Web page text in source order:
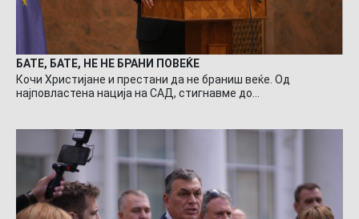
БАТЕ, БАТЕ, НЕ НЕ БРАНИ ПОВЕЌЕ
Кочи Христијане и престани да не браниш веќе. Од
најповластена нација на САД, стигнавме до…